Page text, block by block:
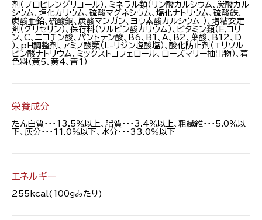
剤（プロピレングリコール）、ミネラル類（リン酸カルシウム、炭酸カル
シウム、塩化カリウム、硫酸マグネシウム、塩化ナトリウム、硫酸鉄、
炭酸亜鉛、硫酸銅、炭酸マンガン、ヨウ素酸カルシウム ）、増粘安定
剤（グリセリン）、保存料（ソルビン酸カリウム）、ビタミン類（E,コリ
ン、C、ニコチン酸、パントテン酸、B6、B1、A、B2、葉酸、B12、D
）、pH調整剤、アミノ酸類（L-リジン塩酸塩）、酸化防止剤（エリソル
ビン酸ナトリウム、ミックストコフェロール、ローズマリー抽出物）、着
色料（黄5、黄4、青1）
栄養成分
たん白質・・・13.5％以上、脂質・・・3.4％以上、粗繊維・・・5.0％以
下、灰分・・・11.0％以下、水分・・・33.0％以下
エネルギー
255kcal(100ｇあたり)